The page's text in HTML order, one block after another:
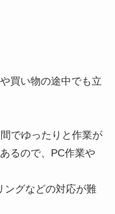
買い物の途中でも立
でゆったりと作業が
るので、PC作業や
ングなどの対応が難